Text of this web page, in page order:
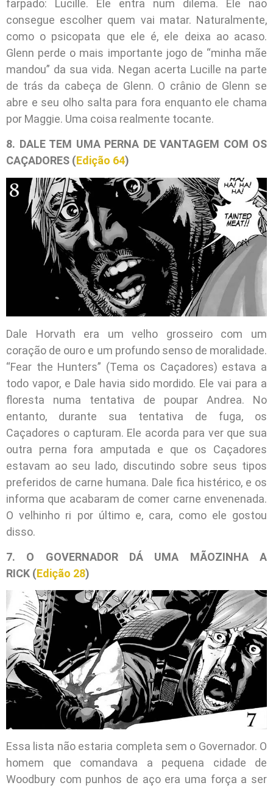
farpado: Lucille. Ele entra num dilema. Ele não
consegue escolher quem vai matar. Naturalmente,
como o psicopata que ele é, ele deixa ao acaso.
Glenn perde o mais importante jogo de “minha mãe
mandou” da sua vida. Negan acerta Lucille na parte
de trás da cabeça de Glenn. O crânio de Glenn se
abre e seu olho salta para fora enquanto ele chama
por Maggie. Uma coisa realmente tocante.
8. DALE TEM UMA PERNA DE VANTAGEM COM OS
CAÇADORES (Edição 64)
Dale Horvath era um velho grosseiro com um
coração de ouro e um profundo senso de moralidade.
“Fear the Hunters” (Tema os Caçadores) estava a
todo vapor, e Dale havia sido mordido. Ele vai para a
floresta numa tentativa de poupar Andrea. No
entanto, durante sua tentativa de fuga, os
Caçadores o capturam. Ele acorda para ver que sua
outra perna fora amputada e que os Caçadores
estavam ao seu lado, discutindo sobre seus tipos
preferidos de carne humana. Dale fica histérico, e os
informa que acabaram de comer carne envenenada.
O velhinho ri por último e, cara, como ele gostou
disso.
7. O GOVERNADOR DÁ UMA MÃOZINHA A
RICK (Edição 28)
Essa lista não estaria completa sem o Governador. O
homem que comandava a pequena cidade de
Woodbury com punhos de aço era uma força a ser